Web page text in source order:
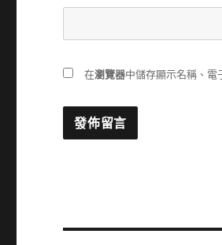
在瀏覽器中儲存顯示名稱、電